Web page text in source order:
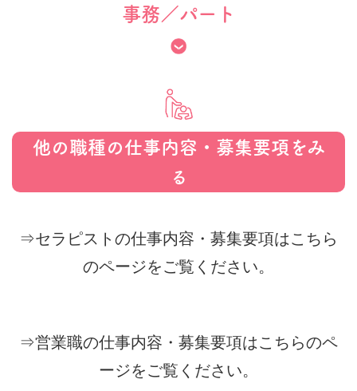
事務／パート
他の職種の仕事内容・募集要項をみ
る
⇒セラピストの仕事内容・募集要項はこちら
のページをご覧ください。
⇒営業職の仕事内容・募集要項はこちらのペ
ージをご覧ください。